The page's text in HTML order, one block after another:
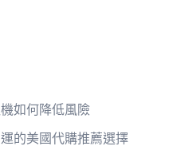
如何降低風險
的美國代購推薦選擇